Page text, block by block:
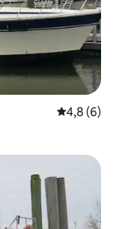
4,8 (6)